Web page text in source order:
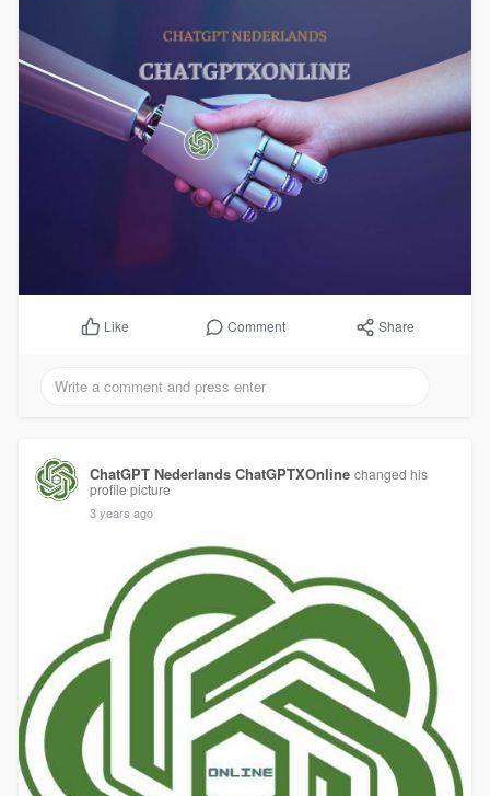
Like Comment Share
ChatGPT Nederlands ChatGPTXOnline changed his
profile picture
3 years ago